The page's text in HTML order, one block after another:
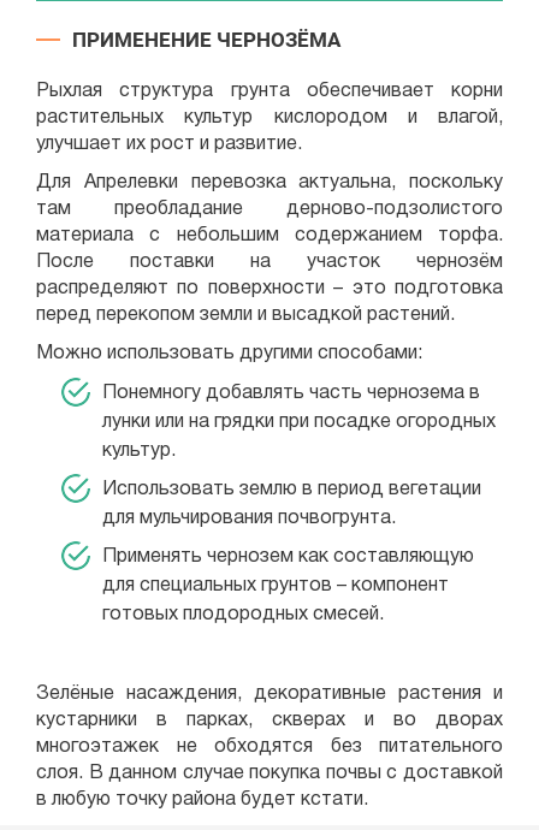
ПРИМЕНЕНИЕ ЧЕРНОЗЁМА
Рыхлая структура грунта обеспечивает корни
растительных культур кислородом и влагой,
улучшает их рост и развитие.
Для Апрелевки перевозка актуальна, поскольку
там преобладание дерново-подзолистого
материала с небольшим содержанием торфа.
После поставки на участок чернозём
распределяют по поверхности – это подготовка
перед перекопом земли и высадкой растений.
Можно использовать другими способами:
Понемногу добавлять часть чернозема в
лунки или на грядки при посадке огородных
культур.
Использовать землю в период вегетации
для мульчирования почвогрунта.
Применять чернозем как составляющую
для специальных грунтов – компонент
готовых плодородных смесей.
Зелёные насаждения, декоративные растения и
кустарники в парках, скверах и во дворах
многоэтажек не обходятся без питательного
слоя. В данном случае покупка почвы с доставкой
в любую точку района будет кстати.